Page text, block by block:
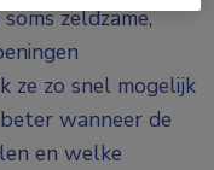
zeldzame,
ze zo snel mogelijk
wanneer de
en welke